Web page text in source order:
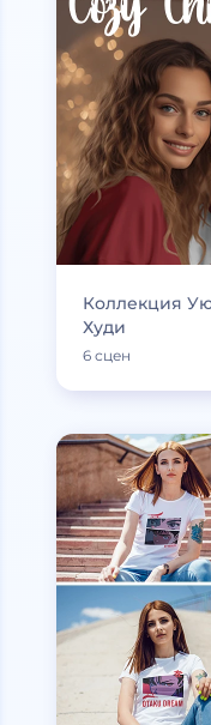
Коллекция
Худи
6 сцен